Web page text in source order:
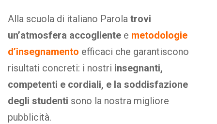
Alla scuola di italiano Parola trovi
un’atmosfera accoglientee metodologie
d’insegnamento efficaci che garantiscono
risultati concreti: i nostri insegnanti,
competenti e cordiali, e la soddisfazione
degli studenti sono la nostra migliore
pubblicità.